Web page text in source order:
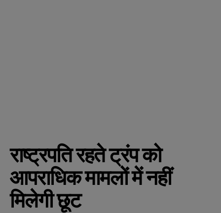
राष्ट्रपति रहते ट्रंप को
आपराधिक मामलों में नहीं
मिलेगी छूट